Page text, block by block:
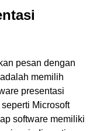
pesan dengan
memilih
presentasi
Microsoft
software memiliki